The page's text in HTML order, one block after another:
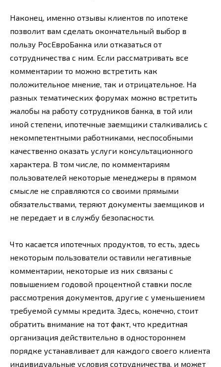
Наконец, именно отзывы клиентов по ипотеке
позволит вам сделать окончательный выбор в
пользу РосЕвроБанка или отказаться от
сотрудничества с ним. Если рассматривать все
комментарии то можно встретить как
положительное мнение, так и отрицательное. На
разных тематических форумах можно встретить
жалобы на работу сотрудников банка, в той или
иной степени, ипотечные заемщики сталкивались с
некомпетентными работниками, неспособными
качественно оказать услуги консультационного
характера. В том числе, по комментариям
пользователей некоторые менеджеры в прямом
смысле не справляются со своими прямыми
обязательствами, теряют документы заемщиков и
не передает и в службу безопасности.
Что касается ипотечных продуктов, то есть, здесь
некоторым пользователи оставили негативные
комментарии, некоторые из них связаны с
повышением годовой процентной ставки после
рассмотрения документов, другие с уменьшением
требуемой суммы кредита. Здесь, конечно, стоит
обратить внимание на тот факт, что кредитная
организация действительно в одностороннем
порядке устанавливает для каждого своего клиента
индивидуальные условия сотрудничества, и может